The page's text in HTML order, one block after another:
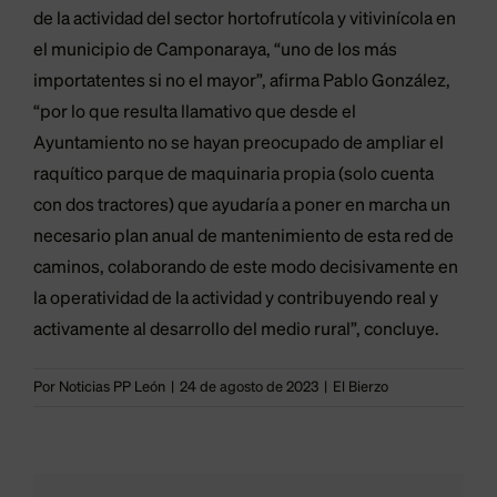
de la actividad del sector hortofrutícola y vitivinícola en
el municipio de Camponaraya, “uno de los más
importatentes si no el mayor”, afirma Pablo González,
“por lo que resulta llamativo que desde el
Ayuntamiento no se hayan preocupado de ampliar el
raquítico parque de maquinaria propia (solo cuenta
con dos tractores) que ayudaría a poner en marcha un
necesario plan anual de mantenimiento de esta red de
caminos, colaborando de este modo decisivamente en
la operatividad de la actividad y contribuyendo real y
activamente al desarrollo del medio rural”, concluye.
Por Noticias PP León 24 de agosto de 2023 El Bierzo